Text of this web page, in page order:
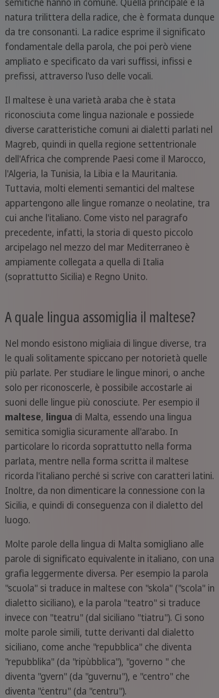
natura trilittera della radice, che è formata dunque
da tre consonanti. La radice esprime il significato
fondamentale della parola, che poi però viene
ampliato e specificato da vari suffissi, infissi e
prefissi, attraverso l'uso delle vocali.
Il maltese è una varietà araba che è stata
riconosciuta come lingua nazionale e possiede
diverse caratteristiche comuni ai dialetti parlati nel
Magreb, quindi in quella regione settentrionale
dell'Africa che comprende Paesi come il Marocco,
l'Algeria, la Tunisia, la Libia e la Mauritania.
Tuttavia, molti elementi semantici del maltese
appartengono alle lingue romanze o neolatine, tra
cui anche l'italiano. Come visto nel paragrafo
precedente, infatti, la storia di questo piccolo
arcipelago nel mezzo del mar Mediterraneo è
ampiamente collegata a quella di Italia
(soprattutto Sicilia) e Regno Unito.
A quale lingua assomiglia il maltese?
Nel mondo esistono migliaia di lingue diverse, tra
le quali solitamente spiccano per notorietà quelle
più parlate. Per studiare le lingue minori, o anche
solo per riconoscerle, è possibile accostarle ai
suoni delle lingue più conosciute. Per esempio il
maltese, lingua di Malta, essendo una lingua
semitica somiglia sicuramente all'arabo. In
particolare lo ricorda soprattutto nella forma
parlata, mentre nella forma scritta il maltese
ricorda l'italiano perché si scrive con caratteri latini.
Inoltre, da non dimenticare la connessione con la
Sicilia, e quindi di conseguenza con il dialetto del
luogo.
Molte parole della lingua di Malta somigliano alle
parole di significato equivalente in italiano, con una
grafia leggermente diversa. Per esempio la parola
"scuola" si traduce in maltese con "skola" ("scola" in
dialetto siciliano), e la parola "teatro" si traduce
invece con "teatru" (dal siciliano "tiatru"). Ci sono
molte parole simili, tutte derivanti dal dialetto
siciliano, come anche "repubblica" che diventa
"repubblika" (da "ripùbblica"), "governo " che
diventa "gvern" (da "guvernu"), e "centro" che
diventa "ċentru" (da "centru").